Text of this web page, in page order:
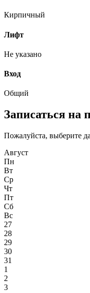
Кирпичный
Лифт
Не указано
Вход
Общий
Записаться на
Пожалуйста, выберите
Август
Пн
Вт
Ср
Чт
Пт
Сб
Вс
27
28
29
30
31
1
2
3